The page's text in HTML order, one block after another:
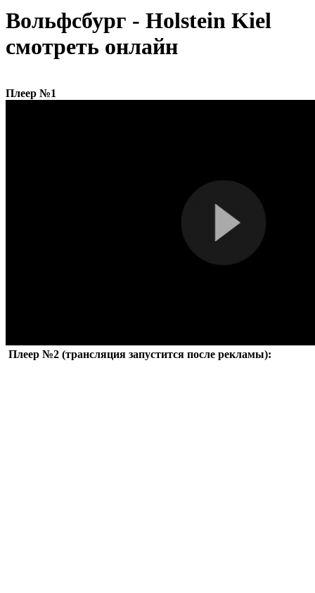
Вольфсбург - Holstein Kiel
смотреть онлайн
Плеер №1
Плеер №2 (трансляция запустится после рекламы):